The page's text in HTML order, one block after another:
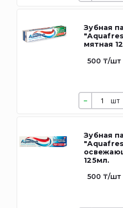
Зубная
мятная
500 ₸/шт
шт
Зубная
125мл.
500 ₸/шт